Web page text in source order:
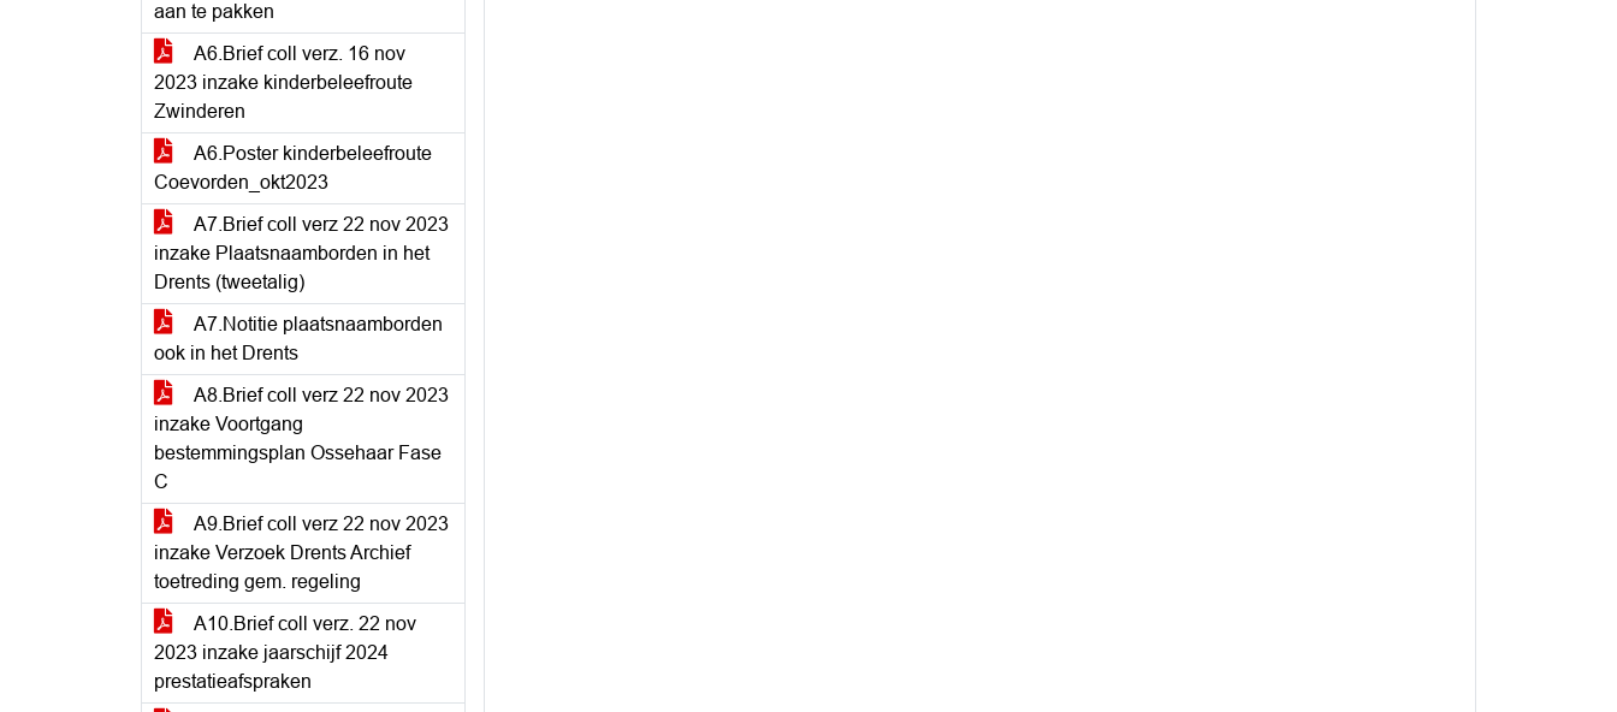
aan te pakken
A6.Brief coll verz. 16 nov
2023 inzake kinderbeleefroute
Zwinderen
A6.Poster kinderbeleefroute
Coevorden_okt2023
A7.Brief coll verz 22 nov 2023
inzake Plaatsnaamborden in het
Drents (tweetalig)
A7.Notitie plaatsnaamborden
ook in het Drents
A8.Brief coll verz 22 nov 2023
inzake Voortgang
bestemmingsplan Ossehaar Fase
C
A9.Brief coll verz 22 nov 2023
inzake Verzoek Drents Archief
toetreding gem. regeling
A10.Brief coll verz. 22 nov
2023 inzake jaarschijf 2024
prestatieafspraken